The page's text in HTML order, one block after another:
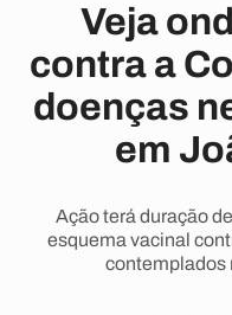
Veja
contra a
doenças
em
Ação terá duração
esquema vacinal
contemplados